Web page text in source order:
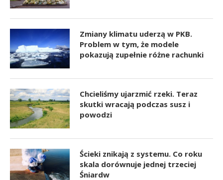
Zmiany klimatu uderzą w PKB.
Problem w tym, że modele
pokazują zupełnie różne rachunki
Chcieliśmy ujarzmić rzeki. Teraz
skutki wracają podczas susz i
powodzi
Ścieki znikają z systemu. Co roku
skala dorównuje jednej trzeciej
Śniardw